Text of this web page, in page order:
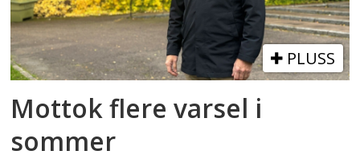
PLUSS
Mottok flere varsel i
sommer